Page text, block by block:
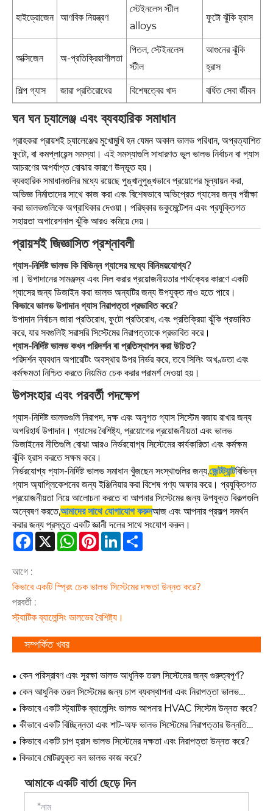
হাইড্রোজেন আণবিক নিয়ন্ত্রণ
স্টেইনলেস স্টীল
alloys
ফুটো ঝুঁকি হ্রাস
অক্সিজেন অ-প্রতিক্রিয়াশীলতা
পিতল, স্টেইনলেস
স্টীল
আগুনের ঝুঁকি
হ্রাস
শিল্প গ্যাস জারা প্রতিরোধের বিশেষত্বের খাদ বর্ধিত সেবা জীবন
ঘন ঘন চ্যালেঞ্জ এবং ব্যবহারিক সমাধান
গ্রাহকরা প্রায়শই চ্যালেঞ্জের মুখোমুখি হন যেমন অকাল ভালভ পরিধান, অপ্রত্যাশিত
ফুটো, বা কমপ্লায়েন্স সমস্যা। এই সমস্যাগুলি সাধারণত ভুল ভালভ নির্বাচন বা গ্যাস
আচরণের অপর্যাপ্ত বোঝার কারণে উদ্ভূত হয়।
ব্যবহারিক সমাধানগুলির মধ্যে রয়েছে পুঙ্খানুপুঙ্খভাবে প্রয়োগের মূল্যায়ন করা,
অভিজ্ঞ নির্মাতাদের সাথে কাজ করা এবং বিশেষভাবে অভিপ্রেত গ্যাসের জন্য পরীক্ষা
করা ভালভগুলিকে অগ্রাধিকার দেওয়া। পরিষ্কার ডকুমেন্টেশন এবং প্রযুক্তিগত
সহায়তা অপারেশনাল ঝুঁকি আরও কমিয়ে দেয়।
প্রায়শই জিজ্ঞাসিত প্রশ্নাবলী
গ্যাস-নির্দিষ্ট ভালভ কি বিভিন্ন গ্যাসের মধ্যে বিনিময়যোগ্য?
না। উপাদানের সামঞ্জস্য এবং সিল করার প্রয়োজনীয়তার পার্থক্যের কারণে একটি
গ্যাসের জন্য ডিজাইন করা ভালভ অন্যটির জন্য উপযুক্ত নাও হতে পারে।
কিভাবে ভালভ উপাদান গ্যাস নিরাপত্তা প্রভাবিত করে?
উপাদান নির্বাচন জারা প্রতিরোধ, ফুটো প্রতিরোধ, এবং প্রতিক্রিয়া ঝুঁকি প্রভাবিত
করে, যার সবগুলিই সরাসরি সিস্টেমের নিরাপত্তাকে প্রভাবিত করে।
গ্যাস-নির্দিষ্ট ভালভ কখন পরিদর্শন বা প্রতিস্থাপন করা উচিত?
পরিদর্শন ব্যবধান অপারেটিং অবস্থার উপর নির্ভর করে, তবে সিলিং অখণ্ডতা এবং
কর্মক্ষমতা নিশ্চিত করতে নিয়মিত চেক করার পরামর্শ দেওয়া হয়।
উপসংহার এবং পরবর্তী পদক্ষেপ
গ্যাস-নির্দিষ্ট ভালভগুলি নিরাপদ, দক্ষ এবং অনুগত গ্যাস সিস্টেম বজায় রাখার জন্য
অপরিহার্য উপাদান। গ্যাসের বৈশিষ্ট্য, প্রয়োগের প্রয়োজনীয়তা এবং ভালভ
ডিজাইনের নীতিগুলি বোঝা আরও নির্ভরযোগ্য সিস্টেমের কার্যকারিতা এবং কর্মক্ষম
ঝুঁকি হ্রাস করতে সক্ষম করে।
নির্ভরযোগ্য গ্যাস-নির্দিষ্ট ভালভ সমাধান খুঁজছেন সংস্থাগুলির জন্য,জেন্টট্যান্টবিভিন্ন
গ্যাস অ্যাপ্লিকেশনের জন্য ইঞ্জিনিয়ার করা বিশেষ পণ্য অফার করে। প্রযুক্তিগত
প্রয়োজনীয়তা নিয়ে আলোচনা করতে বা আপনার সিস্টেমের জন্য উপযুক্ত বিকল্পগুলি
অন্বেষণ করতে,আমাদের সাথে যোগাযোগ করুনআজ এবং আপনার প্রকল্প সমর্থন
করার জন্য প্রস্তুত একটি জ্ঞানী দলের সাথে সংযোগ করুন।
Facebook
X WhatsApp
Pinterest
LinkedIn
আগে :
কিভাবে একটি স্প্রিং চেক ভালভ সিস্টেমের দক্ষতা উন্নত করে?
পরবর্তী :
স্ট্যাটিক ব্যালেন্সিং ভালভের বৈশিষ্ট্য।
সম্পর্কিত খবর
কেন পরিস্রাবণ এবং সুরক্ষা ভালভ আধুনিক তরল সিস্টেমের জন্য গুরুত্বপূর্ণ?
কেন আধুনিক তরল সিস্টেমের জন্য চাপ ব্যবস্থাপনা এবং নিরাপত্তা ভালভ
অপরিহার্য?
কিভাবে একটি স্ট্যাটিক ব্যালেন্সিং ভালভ আপনার HVAC সিস্টেম উন্নত করে?
কীভাবে একটি বিচ্ছিন্নতা এবং শাট-অফ ভালভ সিস্টেমের নিরাপত্তার উন্নতি
করে?
কিভাবে একটি চাপ হ্রাস ভালভ সিস্টেমের দক্ষতা এবং নিরাপত্তা উন্নত করে?
কিভাবে মোটরযুক্ত বল ভালভ কাজ করে?
আমাকে একটি বার্তা ছেড়ে দিন